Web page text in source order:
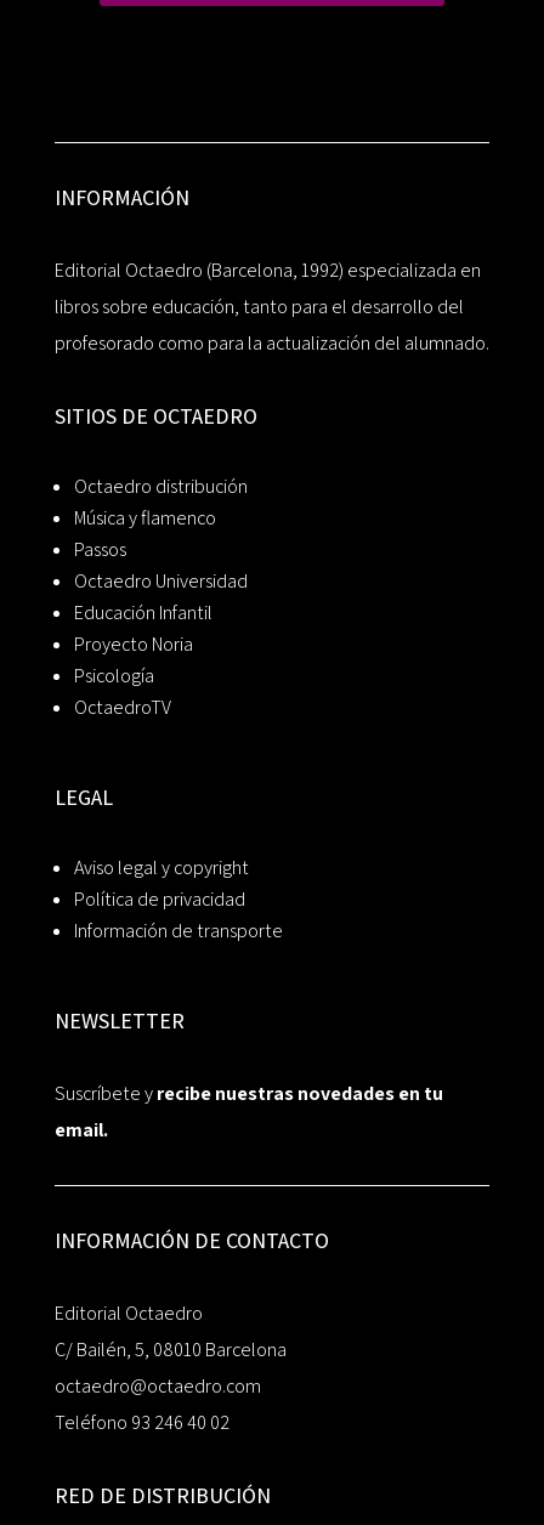
INFORMACIÓN
Editorial Octaedro (Barcelona, 1992) especializada en
libros sobre educación, tanto para el desarrollo del
profesorado como para la actualización del alumnado.
SITIOS DE OCTAEDRO
Octaedro distribución
Música y flamenco
Passos
Octaedro Universidad
Educación Infantil
Proyecto Noria
Psicología
OctaedroTV
LEGAL
Aviso legal y copyright
Política de privacidad
Información de transporte
NEWSLETTER
Suscríbete yrecibe nuestras novedades en tu
email.
INFORMACIÓN DE CONTACTO
Editorial Octaedro
C/ Bailén, 5, 08010 Barcelona
octaedro@octaedro.com
Teléfono 93 246 40 02
RED DE DISTRIBUCIÓN